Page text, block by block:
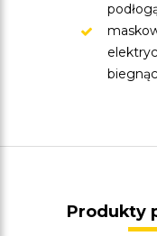
Produkty